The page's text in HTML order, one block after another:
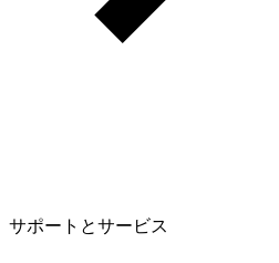
サポートとサービス